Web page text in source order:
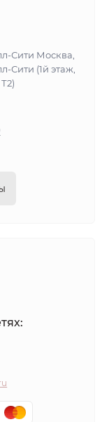
Сити Москва,
Сити (1й этаж,